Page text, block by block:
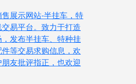
展示网站-半挂车，特
易平台。致力于打造
发布半挂车、特种挂
等交易求购信息，欢
友批评指正，也欢迎